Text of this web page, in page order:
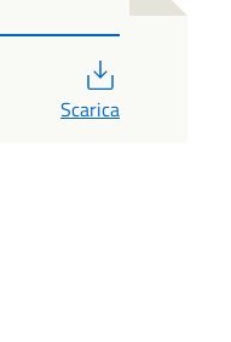
Scarica